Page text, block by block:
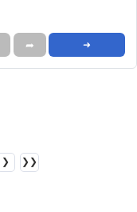
➦ ➜
❯ ❯❯